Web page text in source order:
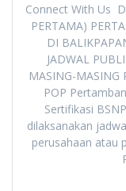
Connect With Us
PERTAMA)
DI
JADWAL
MASING-
POP
Sertifikasi
dilaksanakan
perusahaan atau